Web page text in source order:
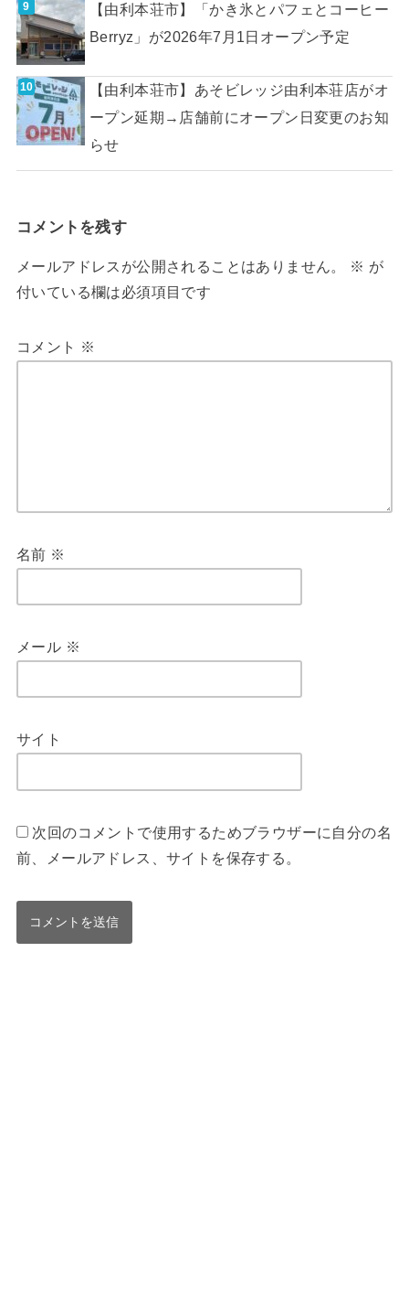
【由利本荘市】「かき氷とパフェとコーヒー
Berryz」が2026年7月1日オープン予定
【由利本荘市】あそビレッジ由利本荘店がオ
ープン延期→店舗前にオープン日変更のお知
らせ
コメントを残す
メールアドレスが公開されることはありません。 ※ が
付いている欄は必須項目です
コメント ※
名前 ※
メール ※
サイト
次回のコメントで使用するためブラウザーに自分の名
前、メールアドレス、サイトを保存する。